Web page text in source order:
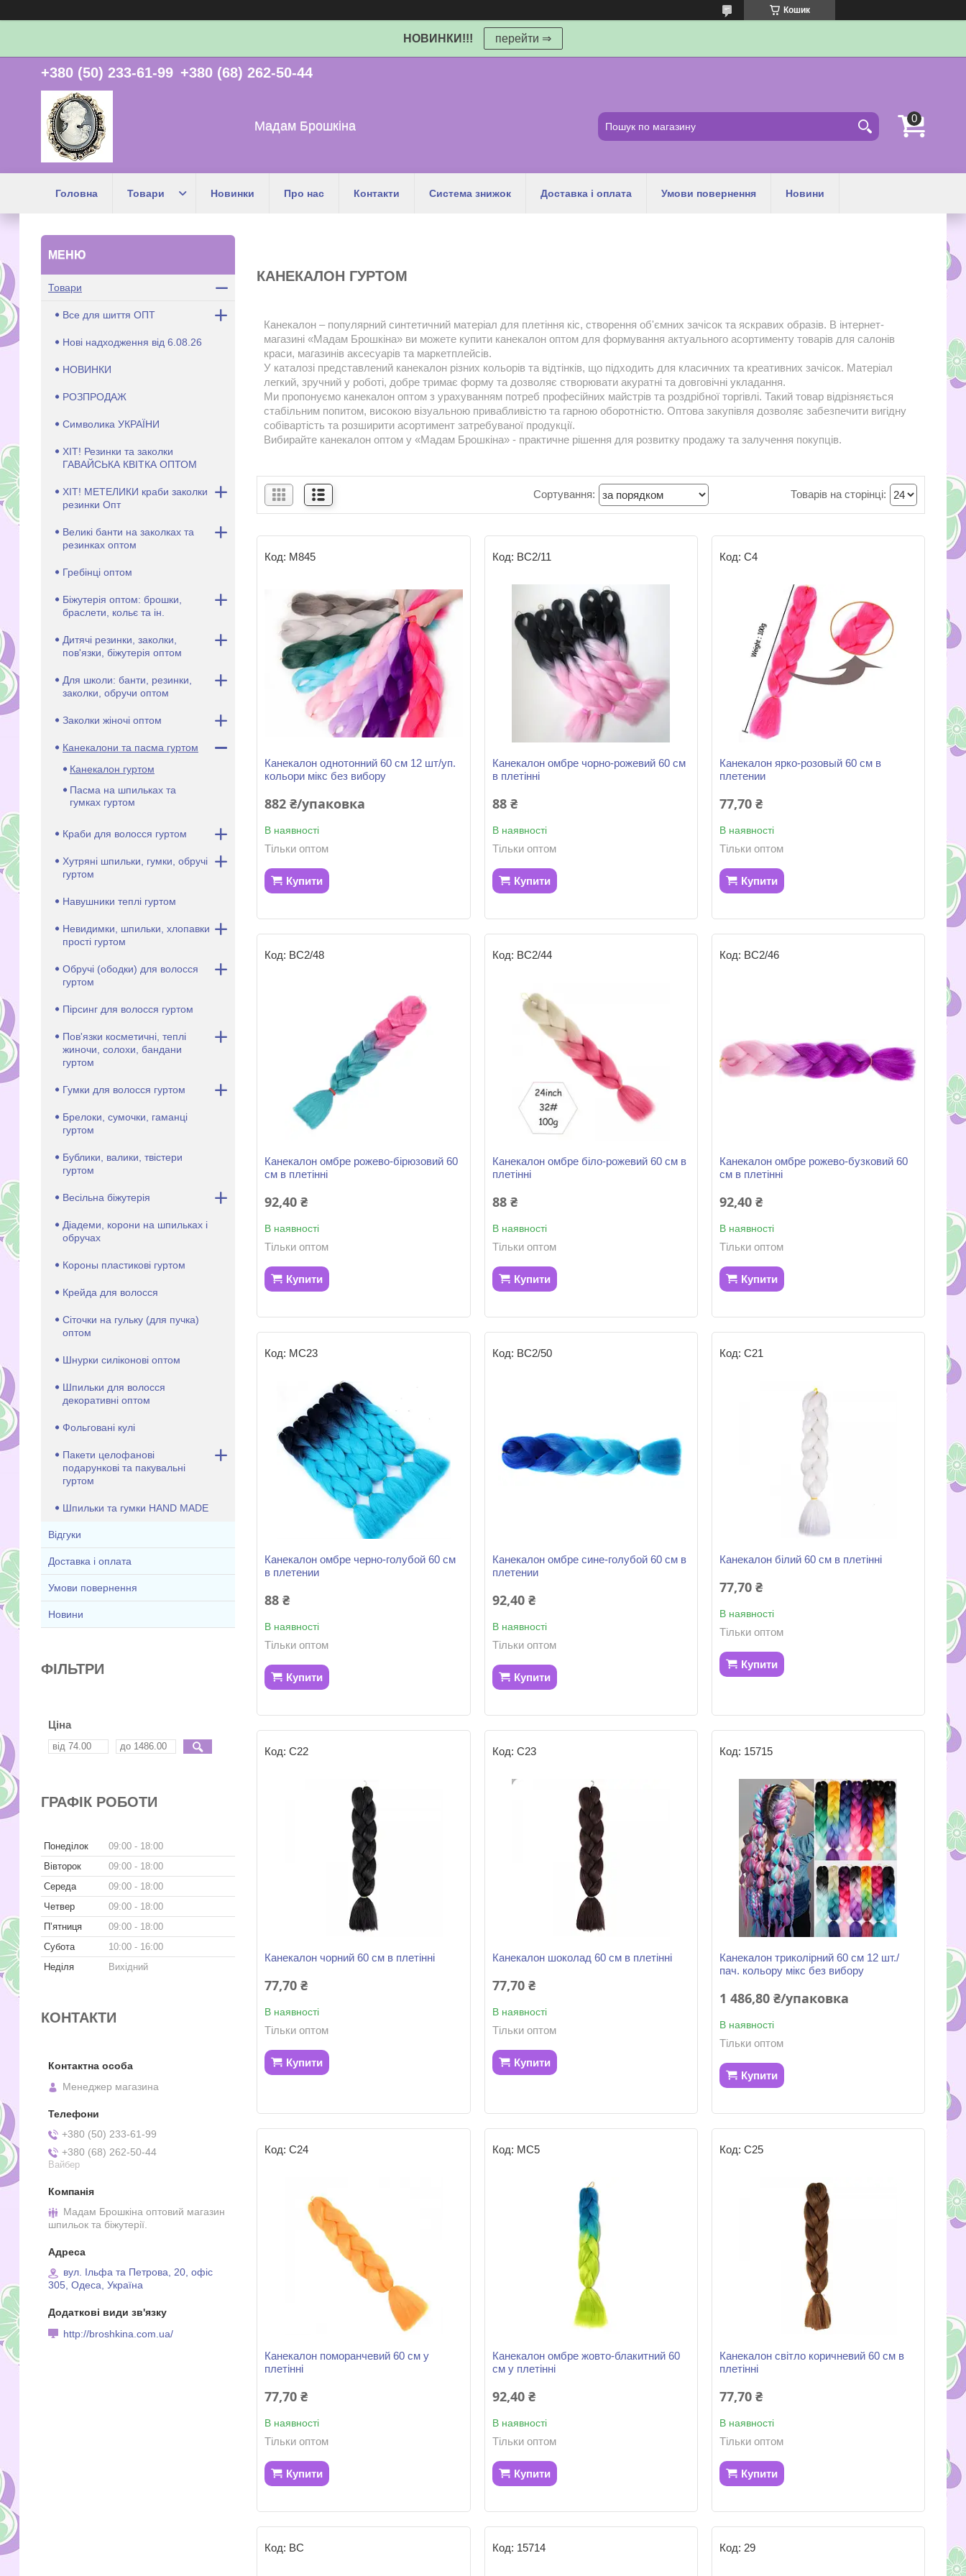
Кошик
НОВИНКИ!!! перейти ⇒
+380 (50) 233-61-99 +380 (68) 262-50-44
Мадам Брошкіна
Головна Товари Новинки Про нас Контакти Система знижок Доставка і оплата Умови повернення Новини
КАНЕКАЛОН ГУРТОМ
Канекалон – популярний синтетичний матеріал для плетіння кіс, створення об'ємних зачісок та яскравих образів. В інтернет-
магазині «Мадам Брошкіна» ви можете купити канекалон оптом для формування актуального асортименту товарів для салонів
краси, магазинів аксесуарів та маркетплейсів.
У каталозі представлений канекалон різних кольорів та відтінків, що підходить для класичних та креативних зачісок. Матеріал
легкий, зручний у роботі, добре тримає форму та дозволяє створювати акуратні та довговічні укладання.
Ми пропонуємо канекалон оптом з урахуванням потреб професійних майстрів та роздрібної торгівлі. Такий товар відрізняється
стабільним попитом, високою візуальною привабливістю та гарною оборотністю. Оптова закупівля дозволяє забезпечити вигідну
собівартість та розширити асортимент затребуваної продукції.
Вибирайте канекалон оптом у «Мадам Брошкіна» - практичне рішення для розвитку продажу та залучення покупців.
М845
Канекалон однотонний 60 см 12 шт/уп.
кольори мікс без вибору
882 ₴/упаковка
В наявності
Тільки оптом
Купити
ВС2/11
Канекалон омбре чорно-рожевий 60 см
в плетінні
88 ₴
В наявності
Тільки оптом
Купити
С4
Канекалон ярко-розовый 60 см в
плетении
77,70 ₴
В наявності
Тільки оптом
Купити
ВС2/48
Канекалон омбре рожево-бірюзовий 60
см в плетінні
92,40 ₴
В наявності
Тільки оптом
Купити
ВС2/44
Канекалон омбре біло-рожевий 60 см в
плетінні
88 ₴
В наявності
Тільки оптом
Купити
ВС2/46
Канекалон омбре рожево-бузковий 60
см в плетінні
92,40 ₴
В наявності
Тільки оптом
Купити
МС23
Канекалон омбре черно-голубой 60 см
в плетении
88 ₴
В наявності
Тільки оптом
Купити
ВС2/50
Канекалон омбре сине-голубой 60 см в
плетении
92,40 ₴
В наявності
Тільки оптом
Купити
С21
Канекалон білий 60 см в плетінні
77,70 ₴
В наявності
Тільки оптом
Купити
С22
Канекалон чорний 60 см в плетінні
77,70 ₴
В наявності
Тільки оптом
Купити
С23
Канекалон шоколад 60 см в плетінні
77,70 ₴
В наявності
Тільки оптом
Купити
15715
Канекалон триколірний 60 см 12 шт./
пач. кольору мікс без вибору
1 486,80 ₴/упаковка
В наявності
Тільки оптом
Купити
С24
Канекалон поморанчевий 60 см у
плетінні
77,70 ₴
В наявності
Тільки оптом
Купити
МС5
Канекалон омбре жовто-блакитний 60
см у плетінні
92,40 ₴
В наявності
Тільки оптом
Купити
С25
Канекалон світло коричневий 60 см в
плетінні
77,70 ₴
В наявності
Тільки оптом
Купити
ВС 15714 29
Товари
Все для шиття ОПТ
Нові надходження від 6.08.26
НОВИНКИ
РОЗПРОДАЖ
Символика УКРАЇНИ
ХІТ! Резинки та заколки
ГАВАЙСЬКА КВІТКА ОПТОМ
ХІТ! МЕТЕЛИКИ краби заколки
резинки Опт
Великі банти на заколках та
резинках оптом
Гребінці оптом
Біжутерія оптом: брошки,
браслети, кольє та ін.
Дитячі резинки, заколки,
пов'язки, біжутерія оптом
Для школи: банти, резинки,
заколки, обручи оптом
Заколки жіночі оптом
Канекалони та пасма гуртом
Канекалон гуртом
Пасма на шпильках та
гумках гуртом
Краби для волосся гуртом
Хутряні шпильки, гумки, обручі
гуртом
Навушники теплі гуртом
Невидимки, шпильки, хлопавки
прості гуртом
Обручі (ободки) для волосся
гуртом
Пірсинг для волосся гуртом
Пов'язки косметичні, теплі
жиночи, солохи, бандани
гуртом
Гумки для волосся гуртом
Брелоки, сумочки, гаманці
гуртом
Бублики, валики, твістери
гуртом
Весільна біжутерія
Діадеми, корони на шпильках і
обручах
Короны пластикові гуртом
Крейда для волосся
Сіточки на гульку (для пучка)
оптом
Шнурки силіконові оптом
Шпильки для волосся
декоративні оптом
Фольговані кулі
Пакети целофанові
подарункові та пакувальні
гуртом
Шпильки та гумки HAND MADE
Відгуки
Доставка і оплата
Умови повернення
Новини
ФІЛЬТРИ
Ціна
ГРАФІК РОБОТИ
Понеділок 09:00
18:00
Вівторок
09:00
18:00
Середа
09:00
18:00
Четвер
09:00
18:00
Пʼятниця
09:00
18:00
Субота
10:00
16:00
Неділя
Вихідний
КОНТАКТИ
Менеджер магазина
+380 (50) 233-61-99
+380 (68) 262-50-44
Вайбер
Мадам Брошкіна оптовий магазин
шпильок та біжутерії.
вул. Ільфа та Петрова, 20, офіс
305, Одеса, Україна
http://broshkina.com.ua/